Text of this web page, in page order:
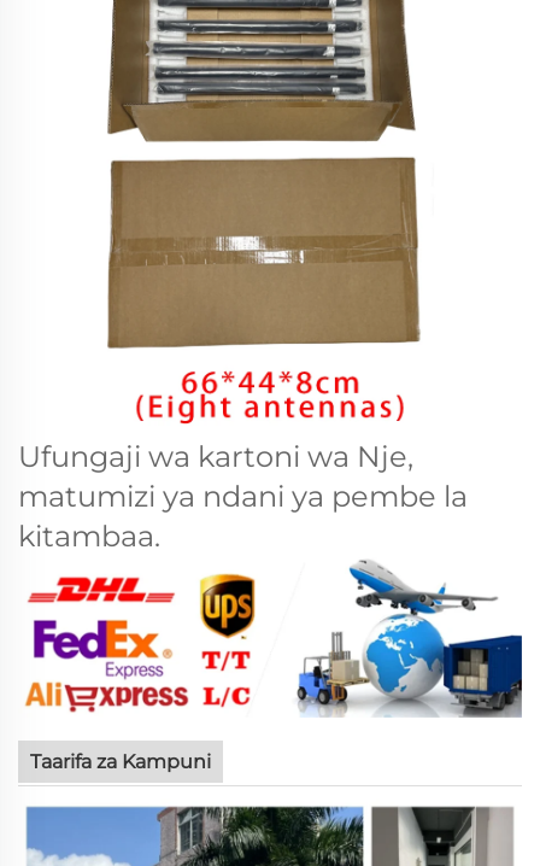
Ufungaji wa kartoni wa Nje,
matumizi ya ndani ya pembe la
kitambaa.
Taarifa za Kampuni